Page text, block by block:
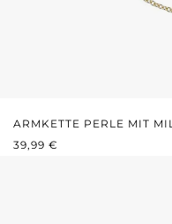
ARMKETTE PERLE MIT
REGULÄRER
39,99 €